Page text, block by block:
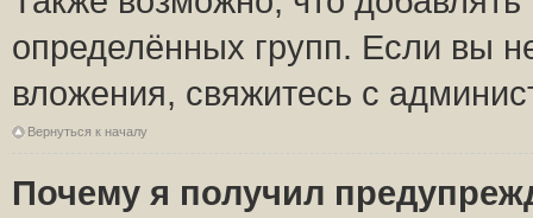
определённых групп. Если вы
вложения, свяжитесь с
Вернуться к началу
Почему я получил